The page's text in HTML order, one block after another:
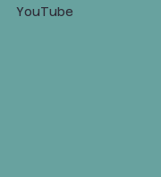
YouTube